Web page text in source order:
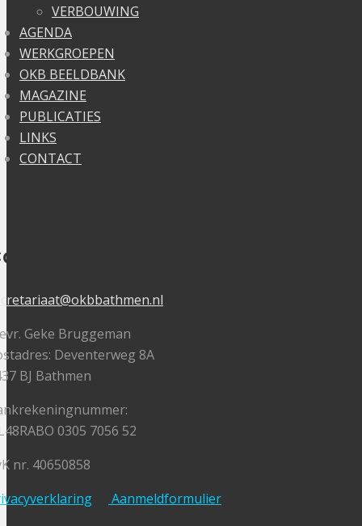
VERBOUWING
AGENDA
WERKGROEPEN
OKB BEELDBANK
MAGAZINE
PUBLICATIES
LINKS
CONTACT
Geke Bruggeman
Deventerweg 8A
BJ Bathmen
0305 7056 52
nr. 40650858
Aanmeldformulier